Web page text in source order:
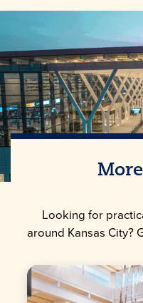
Looking for
around Kansas City?